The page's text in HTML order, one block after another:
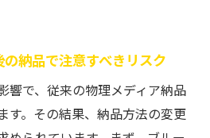
納品で注意すべきリスク
響で、従来の物理メディア納品
す。その結果、納品方法の変更